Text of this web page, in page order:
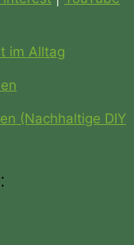
im Alltag
(Nachhaltige DIY